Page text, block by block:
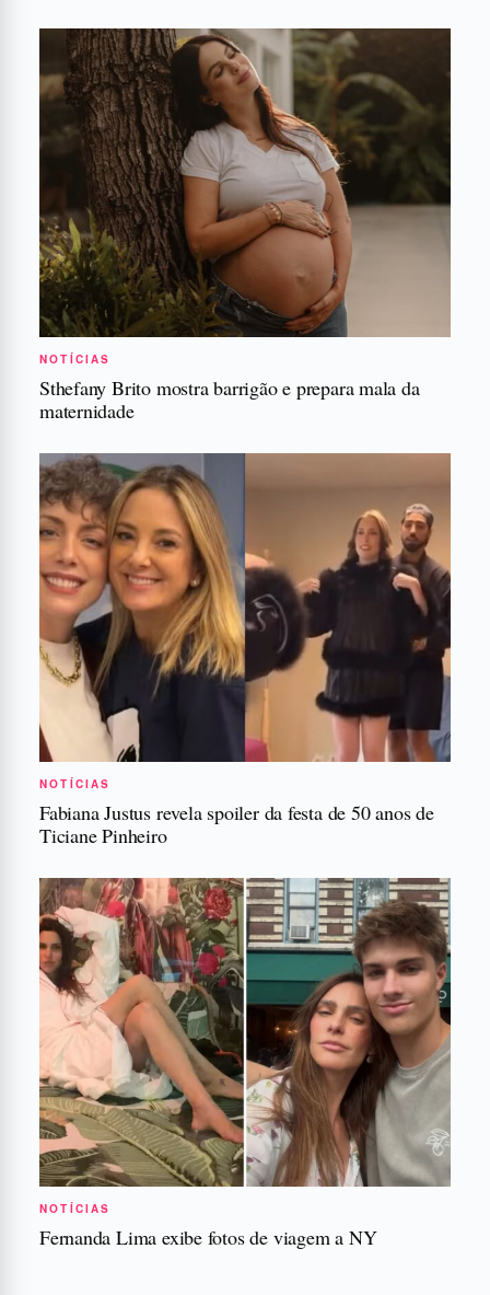
NOTÍCIAS
Sthefany Brito mostra barrigão e prepara mala da
maternidade
NOTÍCIAS
Fabiana Justus revela spoiler da festa de 50 anos de
Ticiane Pinheiro
NOTÍCIAS
Fernanda Lima exibe fotos de viagem a NY